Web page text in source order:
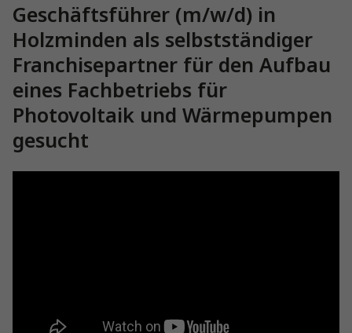
Geschäftsführer (m/w/d) in
Holzminden als selbstständiger
Franchisepartner für den Aufbau
eines Fachbetriebs für
Photovoltaik und Wärmepumpen
gesucht